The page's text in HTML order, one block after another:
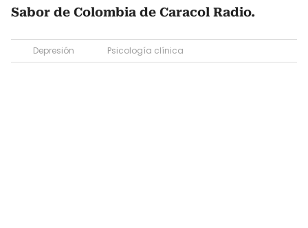
Sabor de Colombia de Caracol Radio.
Depresión Psicología clínica